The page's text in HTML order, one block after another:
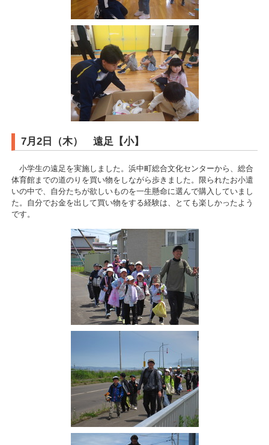
7月2日（木） 遠足【小】
小学生の遠足を実施しました。浜中町総合文化センターから、総合
体育館までの道のりを買い物をしながら歩きました。限られたお小遣
いの中で、自分たちが欲しいものを一生懸命に選んで購入していまし
た。自分でお金を出して買い物をする経験は、とても楽しかったよう
です。